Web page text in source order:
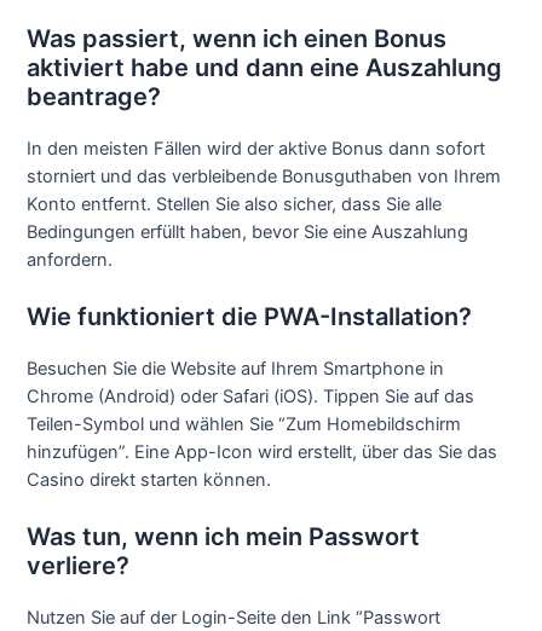
Was passiert, wenn ich einen Bonus
aktiviert habe und dann eine Auszahlung
beantrage?
In den meisten Fällen wird der aktive Bonus dann sofort
storniert und das verbleibende Bonusguthaben von Ihrem
Konto entfernt. Stellen Sie also sicher, dass Sie alle
Bedingungen erfüllt haben, bevor Sie eine Auszahlung
anfordern.
Wie funktioniert die PWA-Installation?
Besuchen Sie die Website auf Ihrem Smartphone in
Chrome (Android) oder Safari (iOS). Tippen Sie auf das
Teilen-Symbol und wählen Sie “Zum Homebildschirm
hinzufügen”. Eine App-Icon wird erstellt, über das Sie das
Casino direkt starten können.
Was tun, wenn ich mein Passwort
verliere?
Nutzen Sie auf der Login-Seite den Link “Passwort